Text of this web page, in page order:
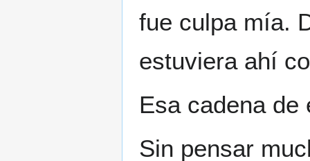
fue culpa mía.
estuviera ahí
Esa cadena de
Sin pensar